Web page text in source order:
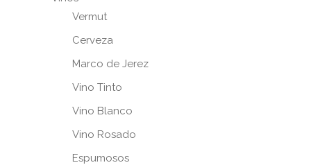
Vermut
Cerveza
Marco de Jerez
Vino Tinto
Vino Blanco
Vino Rosado
Espumosos